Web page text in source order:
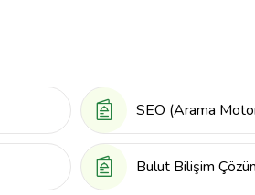
SEO (Arama
Bulut Bilişim